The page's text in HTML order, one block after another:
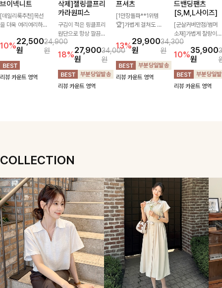
브이넥니트
[데일리룩추천]목선
을 더욱 여리여리하게
자인으로 깔끔한 무드
를 완성해주는 니트
🤍 부드러운 착용감
과 베이직한 실루엣으
로 단독은 물론 다양
10%22,500
원
24,900
원
리뷰 카운트 영역
삭제]젤링클프리
카라원피스
구김이 적은 링클프리
원단으로 항상 깔끔하
게 착용 가능하며 일
자로 떨어지는 넉넉한
핏으로 군살을 완벽히
커버해주는 원피스에
요🖤
18%27,900
원
34,000
원
리뷰 카운트 영역
프셔츠
[1만장돌파**1위템
🏆]가볍게 걸쳐도 살
감, 여름에 딱 맞는 코
튼 셔츠❤️ 여유 있는
핏과 스트라이프 패
턴, 자연스러운 실루
엣으로 데일리 코디에
13%29,900
원
34,300
원
리뷰 카운트 영역
드밴딩팬츠
[S,M,L사이즈]
[군살커버만점/썸머
소재]가볍게 찰랑이는
원단과 여유로운 와이
드 핏으로 하루 종일
편안하게 착용하실 수
있는 팬츠입니다 🖤
✨ 허리 전체 밴딩과
스트링 디테일로 안정
10%35,900
원
리뷰 카운트 영역
COLLECTION